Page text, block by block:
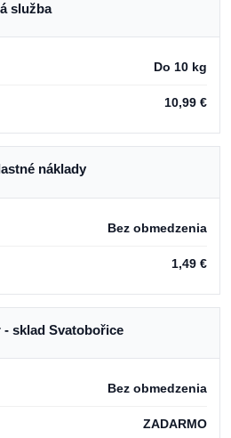
služba
Do 10 kg
10,99 €
náklady
Bez obmedzenia
1,49 €
sklad Svatobořice
Bez obmedzenia
ZADARMO